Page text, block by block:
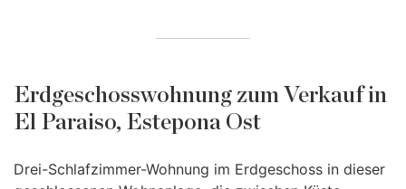
Erdgeschosswohnung zum Verkauf in
El Paraiso, Estepona Ost
Drei-Schlafzimmer-Wohnung im Erdgeschoss in dieser